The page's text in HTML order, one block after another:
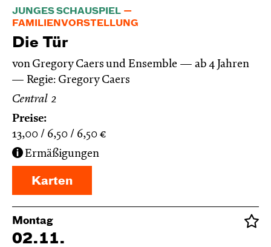
JUNGES SCHAUSPIEL
FAMILIENVORSTELLUNG
Die Tür
von Gregory Caers und Ensemble
ab 4 Jahren
Regie: Gregory Caers
Central 2
Preise:
13,00
6,50 6,50 €
Ermäßigungen
Karten
Montag
02.11.